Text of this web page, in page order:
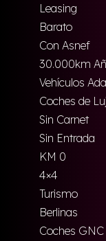
Leasing
Barato
Con Asnef
30.000km
Vehículos
Coches de
Sin Carnet
Sin Entrada
KM 0
4×4
Turismo
Berlinas
Coches GNC